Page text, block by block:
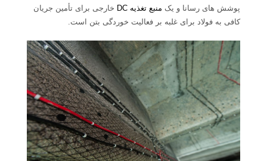
پوشش های رسانا و یک منبع تغذیه DC
خارجی برای تأمین جریان
کافی به فولاد برای غلبه بر فعالیت خوردگی بتن است.